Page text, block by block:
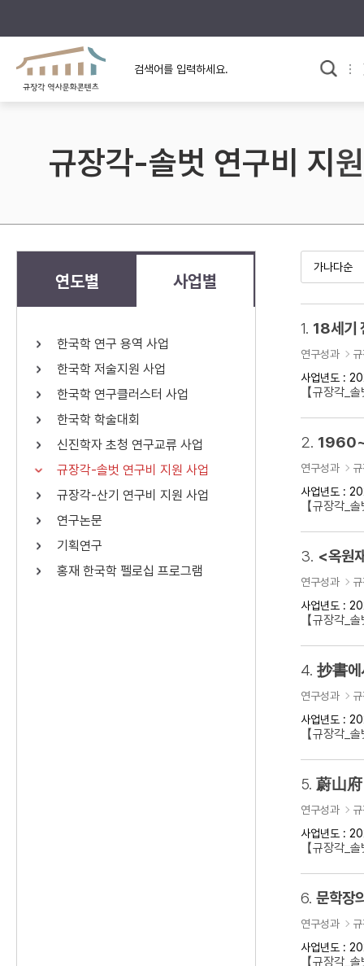
규장각의 어제와 오늘
규장각 소개영상
사료와 문학으로 본
고대
고려
조선 후기
근대
검색 연산자 사용안내
연산자
AND
OR 정조 OR 정약용 “정조” 또는 “
료를 검색
규장각-솔벗 연구비 지
연도별 사업별
한국학 연구 용역 사업
한국학 저술지원 사업
한국학 연구클러스터 사업
한국학 학술대회
신진학자 초청 연구교류 사업
규장각-솔벗 연구비 지원 사업
규장각-산기 연구비 지원 사업
연구논문
기획연구
홍재 한국학 펠로십 프로그램
1. 18세기
연구성과
사업년도 :
【규장각_
2.
연구성과
사업년도 :
【규장각_
3. <옥원
연구성과
사업년도 :
【규장각_
4. 抄書에
연구성과
사업년도 :
【규장각_
5. 蔚山府
연구성과
사업년도 :
【규장각_
6. 문학장
연구성과
사업년도 :
【규장각_